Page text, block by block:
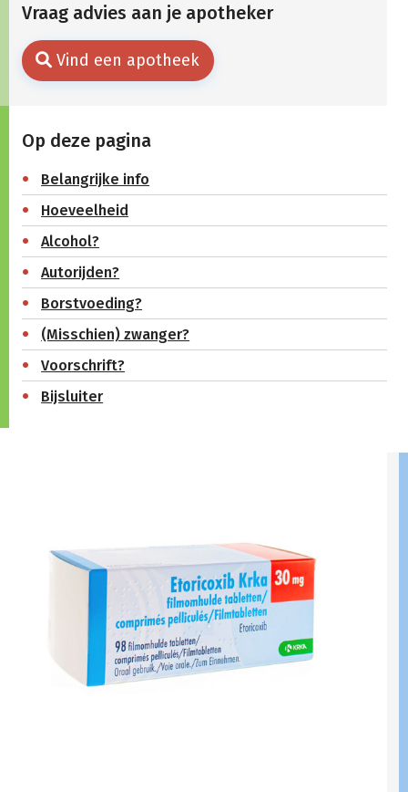
Vraag advies aan je apotheker
Vind een apotheek
Op deze pagina
Belangrijke info
Hoeveelheid
Alcohol?
Autorijden?
Borstvoeding?
(Misschien) zwanger?
Voorschrift?
Bijsluiter